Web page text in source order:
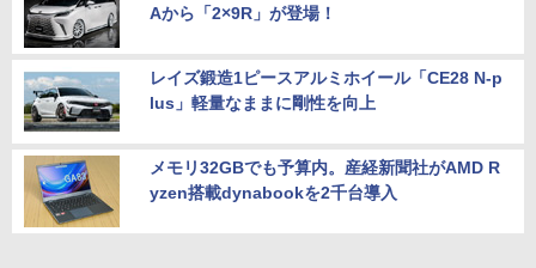
Aから「2×9R」が登場！
レイズ鍛造1ピースアルミホイール「CE28 N-p
lus」軽量なままに剛性を向上
メモリ32GBでも予算内。産経新聞社がAMD R
yzen搭載dynabookを2千台導入